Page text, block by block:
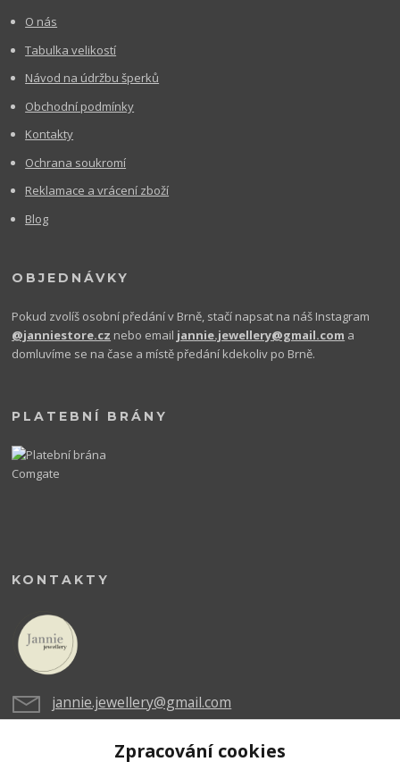
O nás
Tabulka velikostí
Návod na údržbu šperků
Obchodní podmínky
Kontakty
Ochrana soukromí
Reklamace a vrácení zboží
Blog
OBJEDNÁVKY
Pokud zvolíš osobní předání v Brně, stačí napsat na náš Instagram
@janniestore.cz nebo email jannie.jewellery@gmail.com a
domluvíme se na čase a místě předání kdekoliv po Brně.
PLATEBNÍ BRÁNY
KONTAKTY
jannie.jewellery@gmail.com
Zpracování cookies